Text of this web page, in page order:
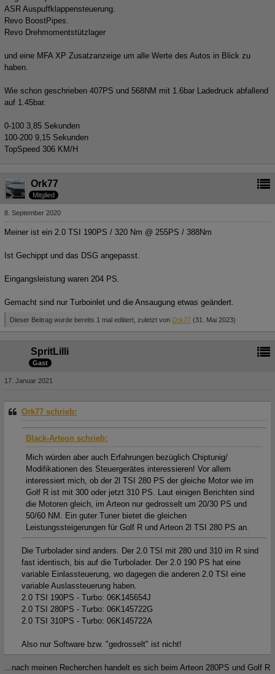
ASR Auspuffklappensteuerung.
Revo BoostPipes.
Revo Drehmomentstützlager
und eine MFA XP Zusatzanzeige um alle Werte des Autos in Blick zu
haben.
Wie schon geschrieben 407PS und 568NM mit 1.6bar Ladedruck abfallend
auf 1.45bar.
0-100 3,85 Sekunden
100-200 9,15 Sekunden
TopSpeed 306 KM/H
Ork77
Mitglied
8. September 2020
Meiner ist ein 2.0 TSI 190PS / 320 Nm @ 255PS / 388Nm
Ist Gechippt und das DSG angepasst.
Eingangsleistung waren 204 PS.
Gemacht sind nur Turboinlet und die Ansaugung etwas geändert.
Dieser Beitrag wurde bereits 1 mal editiert, zuletzt von Ork77 (31. Mai 2023)
SpritLilli
Gast
17. Januar 2021
Ork77 schrieb:
Black-Arteon schrieb:
Mich würden aber auch Erfahrungen bezüglich Chiptunig/
Modifikationen des Steuergerätes interessieren! Vor allem
interessiert mich, ob der 2l TSI 280 PS der gleiche Motor wie im
Golf R ist mit 300 oder jetzt 310 PS. Laut einigen Berichten sind
die Motoren gleich, im Arteon nur gedrosselt um 20/30 PS und
50/60 NM. Ein guter Tuner bietet die gleichen
Leistungssteigerungen für Golf R und Arteon 2l TSI 280 PS an.
Die Turbolader sind anders. Der 2.0 TSI mit 280 und 310 im R sind
fast identisch, bis auf die Turbolader. Der 2.0 190 PS hat eine
variable Einlassteuerung, wo dagegen die anderen 2.0 TSI eine
variable Auslassteuerung haben.
2.0 TSI 190PS - Turbo: 06K145654J
2.0 TSI 280PS - Turbo: 06K145722G
2.0 TSI 310PS - Turbo: 06K145722A
Also nur Software bzw. "gedrosselt" ist nicht!
...nach meinen Recherchen handelt es sich beim Arteon 280PS und Golf R